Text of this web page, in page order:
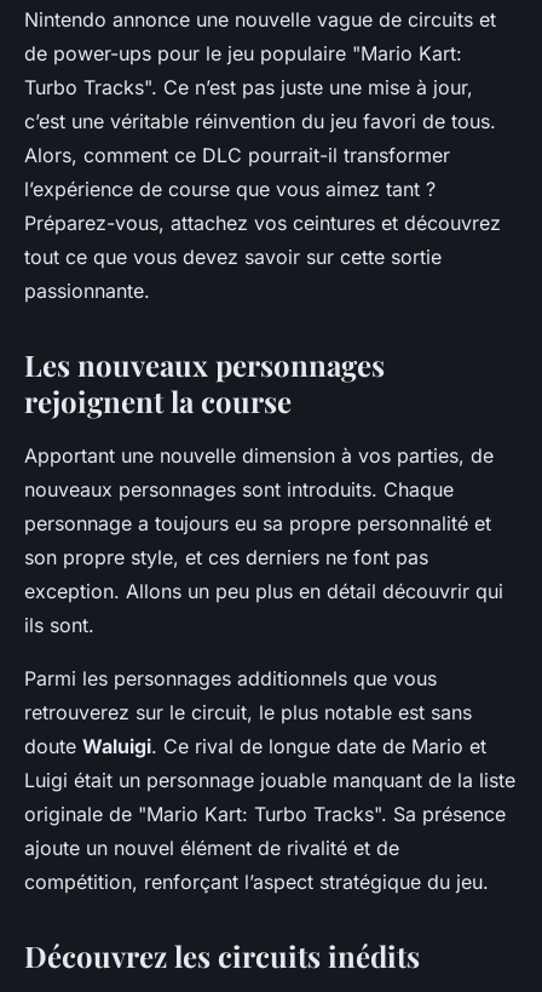
Nintendo annonce une nouvelle vague de circuits et
de power-ups pour le jeu populaire "Mario Kart:
Turbo Tracks". Ce n’est pas juste une mise à jour,
c’est une véritable réinvention du jeu favori de tous.
Alors, comment ce DLC pourrait-il transformer
l’expérience de course que vous aimez tant ?
Préparez-vous, attachez vos ceintures et découvrez
tout ce que vous devez savoir sur cette sortie
passionnante.
Les nouveaux personnages
rejoignent la course
Apportant une nouvelle dimension à vos parties, de
nouveaux personnages sont introduits. Chaque
personnage a toujours eu sa propre personnalité et
son propre style, et ces derniers ne font pas
exception. Allons un peu plus en détail découvrir qui
ils sont.
Parmi les personnages additionnels que vous
retrouverez sur le circuit, le plus notable est sans
doute Waluigi. Ce rival de longue date de Mario et
Luigi était un personnage jouable manquant de la liste
originale de "Mario Kart: Turbo Tracks". Sa présence
ajoute un nouvel élément de rivalité et de
compétition, renforçant l’aspect stratégique du jeu.
Découvrez les circuits inédits